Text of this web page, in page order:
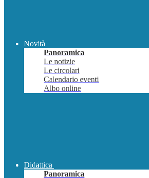
Novità
Panoramica
Le notizie
Le circolari
Calendario eventi
Albo online
Didattica
Panoramica